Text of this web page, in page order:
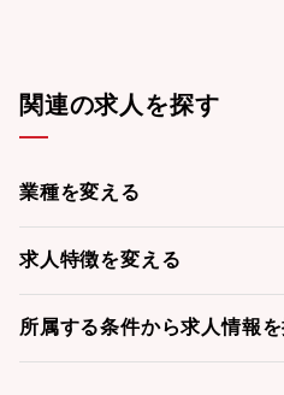
関連の求人を探す
業種を変える
求人特徴を変える
所属する条件から求人情報